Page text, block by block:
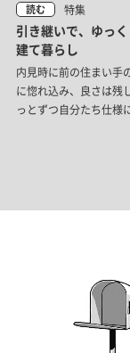
読む 特集
引き継いで、ゆっ
建て暮らし
内見時に前の住まい手
に惚れ込み、良さは残
っとずつ自分たち仕様